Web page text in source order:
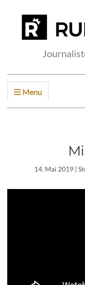
Menu
14. Mai 2019|